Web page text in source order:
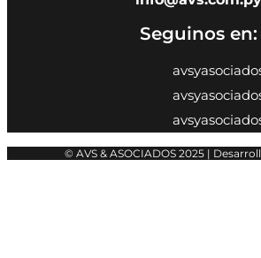
Seguinos en:
© AVS & ASOCIADOS 2025 |